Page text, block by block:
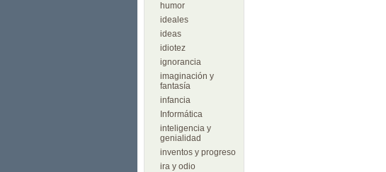
humor
ideales
ideas
idiotez
ignorancia
imaginación y
fantasía
infancia
Informática
inteligencia y
genialidad
inventos y progreso
ira y odio